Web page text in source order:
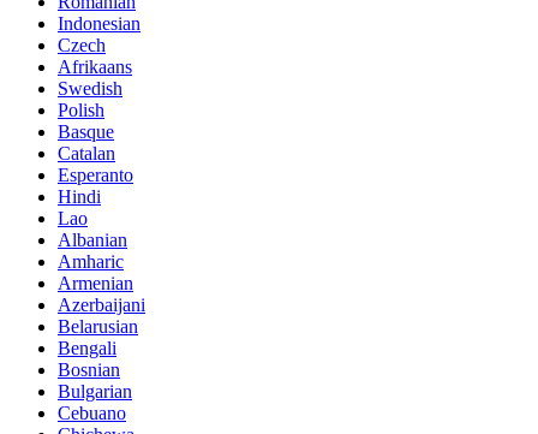
Indonesian
Czech
Afrikaans
Swedish
Polish
Basque
Catalan
Esperanto
Hindi
Lao
Albanian
Amharic
Armenian
Azerbaijani
Belarusian
Bengali
Bosnian
Bulgarian
Cebuano